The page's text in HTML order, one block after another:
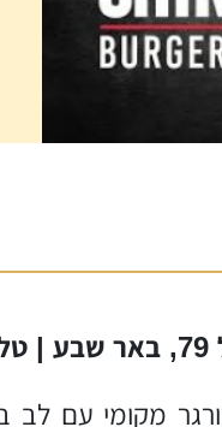
מקומי עם